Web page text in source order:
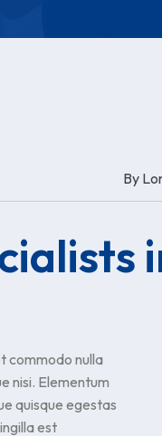
By
commodo nulla
nisi. Elementum
quisque egestas
est